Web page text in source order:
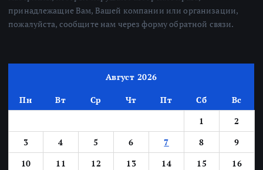
принадлежащие Вам, Вашей компании или организации,
пожалуйста, сообщите нам через форму обратной связи.
Август 2026
Пн Вт Ср Чт Пт Сб
Вс
1
2
3
4 5 6 7 8
9
10
11 12 13 14 15
16